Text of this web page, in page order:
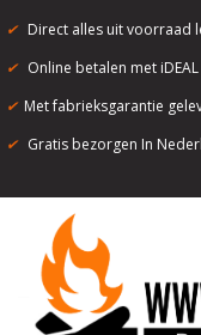
✔ Direct alles uit voorraad
✔ Online betalen met
✔ Met fabrieksgarantie
✔ Gratis bezorgen In